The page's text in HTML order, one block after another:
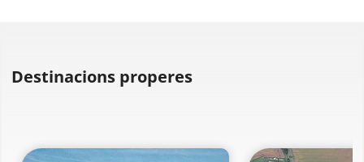
Destinacions properes